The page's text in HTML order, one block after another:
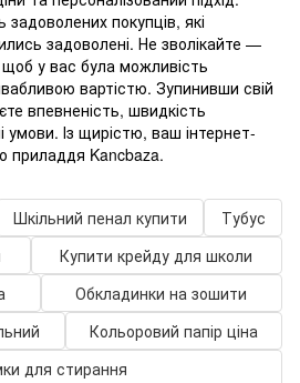
покупців, які
задоволені. Не зволікайте —
у вас була можливість
вартістю. Зупинивши свій
впевненість, швидкість
Із щирістю, ваш інтернет-
приладдя Kancbaza.
Шкільний пенал купити
Тубус
Купити крейду для школи
Обкладинки на зошити
Кольоровий папір ціна
для стирання